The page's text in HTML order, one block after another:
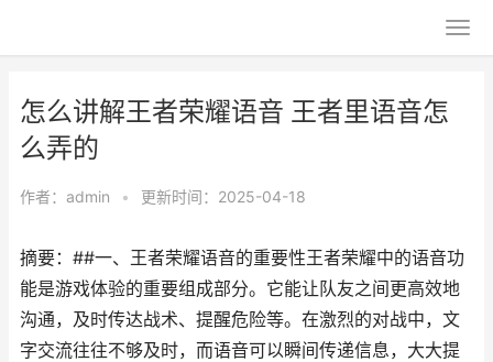
怎么讲解王者荣耀语音 王者里语音怎
么弄的
作者： admin • 更新时间：2025-04-18
摘要：##一、王者荣耀语音的重要性王者荣耀中的语音功
能是游戏体验的重要组成部分。它能让队友之间更高效地
沟通，及时传达战术、提醒危险等。在激烈的对战中，文
字交流往往不够及时，而语音可以瞬间传递信息，大大提